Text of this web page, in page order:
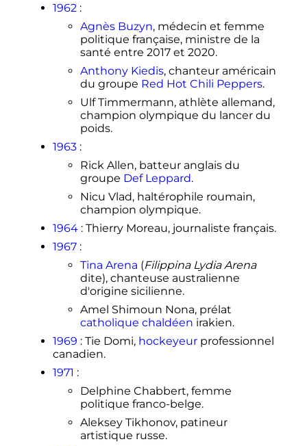
1962 :
Agnès Buzyn, médecin et femme
politique française, ministre de la
santé entre 2017 et 2020.
Anthony Kiedis, chanteur américain
du groupe Red Hot Chili Peppers.
Ulf Timmermann, athlète allemand,
champion olympique du lancer du
poids.
1963 :
Rick Allen, batteur anglais du
groupe Def Leppard.
Nicu Vlad, haltérophile roumain,
champion olympique.
1964 : Thierry Moreau, journaliste français.
1967 :
Tina Arena (Filippina Lydia Arena
dite), chanteuse australienne
d'origine sicilienne.
Amel Shimoun Nona, prélat
catholique chaldéen irakien.
1969 : Tie Domi, hockeyeurprofessionnel
canadien.
1971 :
Delphine Chabbert, femme
politique franco-belge.
Aleksey Tikhonov, patineur
artistique russe.